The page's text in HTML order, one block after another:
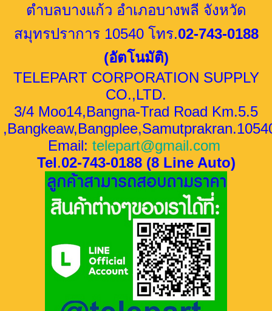
ตำบลบางแก้ว อำเภอบางพลี จังหวัด
สมุทรปราการ 10540 โทร.02-743-0188
(อัตโนมัติ)
TELEPART CORPORATION SUPPLY
CO.,LTD.
3/4 Moo14,Bangna-Trad Road Km.5.5
Email: telepart@gmail.com
Tel.02-743-0188 (8 Line Auto)